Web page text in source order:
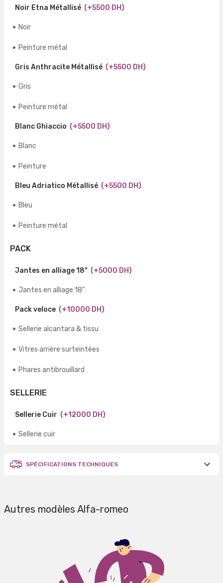
Noir Etna Métallisé (+5500 DH)
Noir
Peinture métal
Gris Anthracite Métallisé (+5500 DH)
Gris
Peinture métal
Blanc Ghiaccio (+5500 DH)
Blanc
Peinture
Bleu Adriatico Métallisé (+5500 DH)
Bleu
Peinture métal
PACK
Jantes en alliage 18" (+5000 DH)
Jantes en alliage 18"
Pack veloce (+10000 DH)
Sellerie alcantara & tissu
Vitres arrière surteintées
Phares antibrouillard
SELLERIE
Sellerie Cuir (+12000 DH)
Sellerie cuir
SPÉCIFICATIONS TECHNIQUES
Autres modèles Alfa-romeo